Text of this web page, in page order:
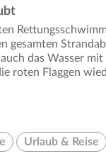
gesamten
das Wasser
roten Flaggen
Urlaub & Reise